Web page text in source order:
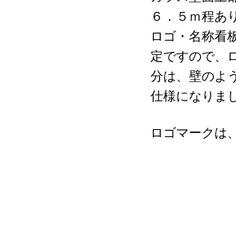
６．５ｍ程あ
ロゴ・名称看
定ですので、
分は、壁のよ
仕様になりま
ロゴマークは